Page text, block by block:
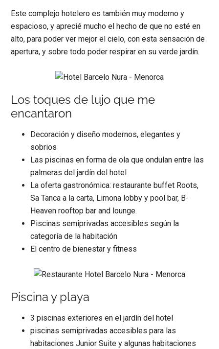
Este complejo hotelero es también muy moderno y
espacioso, y aprecié mucho el hecho de que no esté en
alto, para poder ver mejor el cielo, con esta sensación de
apertura, y sobre todo poder respirar en su verde jardín.
Los toques de lujo que me
encantaron
Decoración y diseño modernos, elegantes y
sobrios
Las piscinas en forma de ola que ondulan entre las
palmeras del jardín del hotel
La oferta gastronómica: restaurante buffet Roots,
Sa Tanca a la carta, Limona lobby y pool bar, B-
Heaven rooftop bar and lounge.
Piscinas semiprivadas accesibles según la
categoría de la habitación
El centro de bienestar y fitness
Piscina y playa
3 piscinas exteriores en el jardín del hotel
piscinas semiprivadas accesibles para las
habitaciones Junior Suite y algunas habitaciones